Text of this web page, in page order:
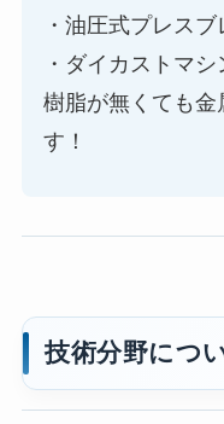
・油圧式プレスブ
・ダイカストマシ
樹脂が無くても金
す！
技術分野につ